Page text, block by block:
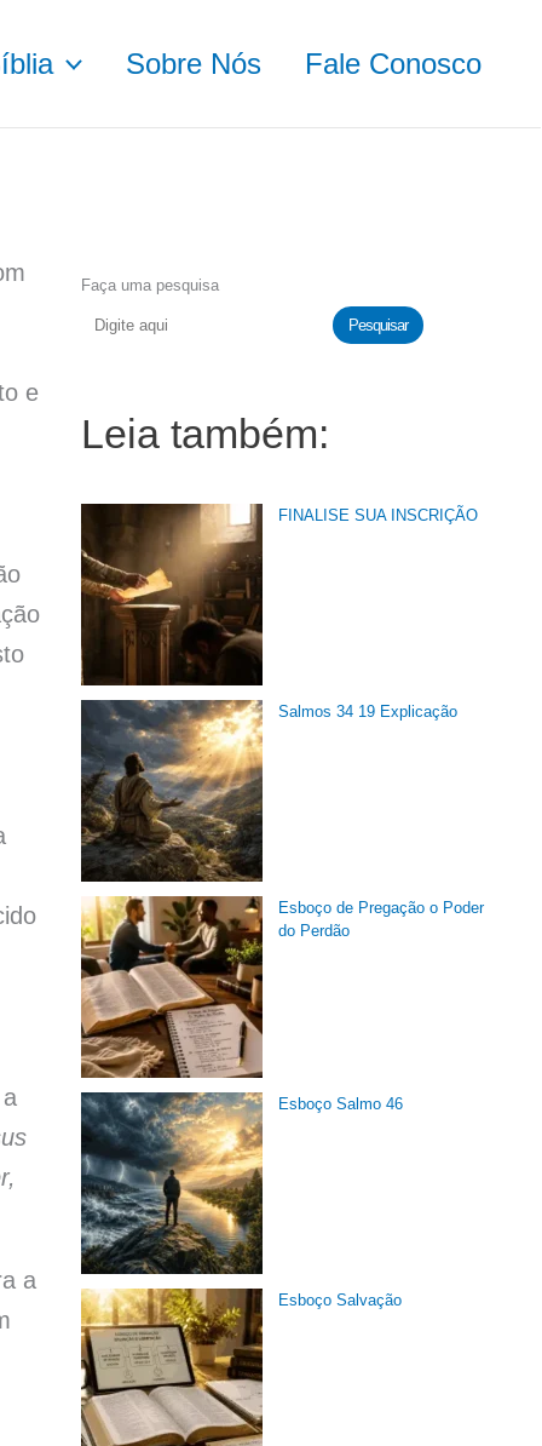
Sobre Nós Fale Conosco
e
a
Faça uma pesquisa
Pesquisar
Leia também:
FINALISE SUA INSCRIÇÃO
Salmos 34 19 Explicação
Esboço de Pregação o Poder
do Perdão
Esboço Salmo 46
Esboço Salvação